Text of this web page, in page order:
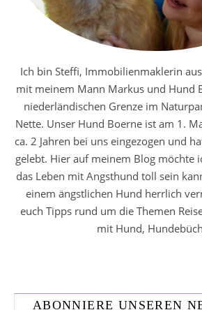
Ich bin Steffi, Immobilienmaklerin
mit meinem Mann Markus und Hund
niederländischen Grenze im
Nette. Unser Hund Boerne ist am 1.
ca. 2 Jahren bei uns eingezogen und
gelebt. Hier auf meinem Blog möchte
das Leben mit Angsthund toll sein
einem ängstlichen Hund herrlich
euch Tipps rund um die Themen
mit Hund,
ABONNIERE UNSEREN